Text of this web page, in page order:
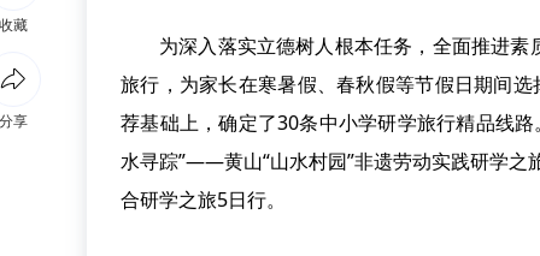
为深入落实立德树人根本任务，全面推进
旅行，为家长在寒暑假、春秋假等节假日期间
荐基础上，确定了30条中小学研学旅行精品线
水寻踪”——黄山“山水村园”非遗劳动实践研学之
合研学之旅5日行。
收藏
分享